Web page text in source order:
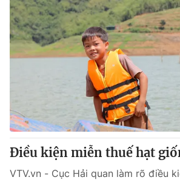
Điều kiện miễn thuế hạt
VTV.vn - Cục Hải quan làm rõ điều